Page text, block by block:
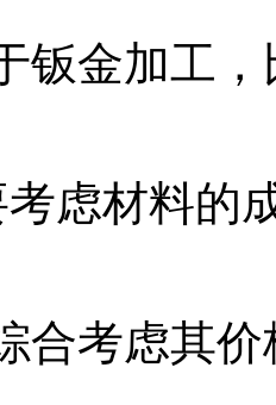
钣金加工
虑材料的
合考虑其